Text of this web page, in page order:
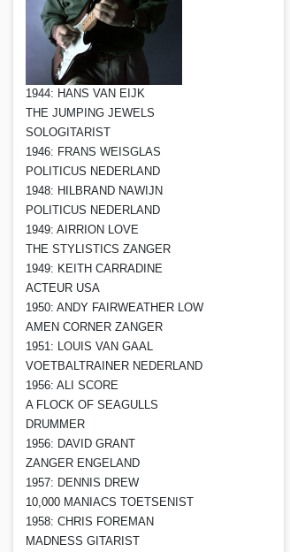
1944: HANS VAN EIJK
THE JUMPING JEWELS
SOLOGITARIST
1946: FRANS WEISGLAS
POLITICUS NEDERLAND
1948: HILBRAND NAWIJN
POLITICUS NEDERLAND
1949: AIRRION LOVE
THE STYLISTICS ZANGER
1949: KEITH CARRADINE
ACTEUR USA
1950: ANDY FAIRWEATHER LOW
AMEN CORNER ZANGER
1951: LOUIS VAN GAAL
VOETBALTRAINER NEDERLAND
1956: ALI SCORE
A FLOCK OF SEAGULLS
DRUMMER
1956: DAVID GRANT
ZANGER ENGELAND
1957: DENNIS DREW
10,000 MANIACS TOETSENIST
1958: CHRIS FOREMAN
MADNESS GITARIST